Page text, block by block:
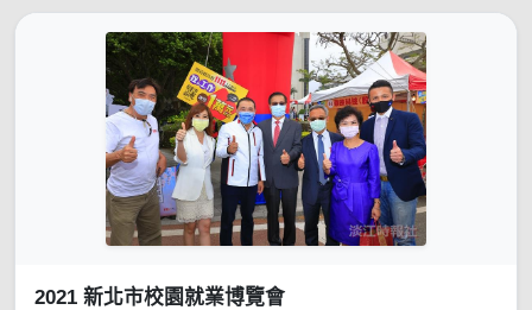
2021 新北市校園就業博覽會